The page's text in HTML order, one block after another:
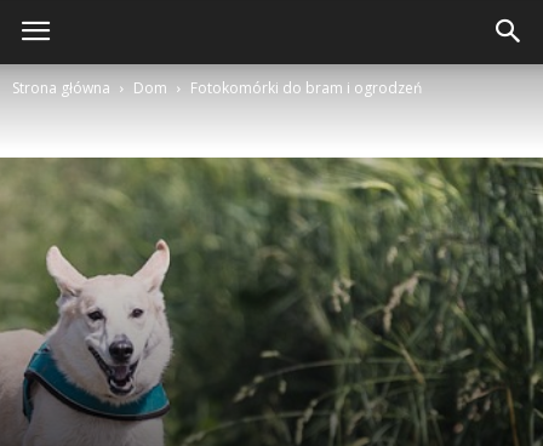
Strona główna Dom Fotokomórki do bram i ogrodzeń